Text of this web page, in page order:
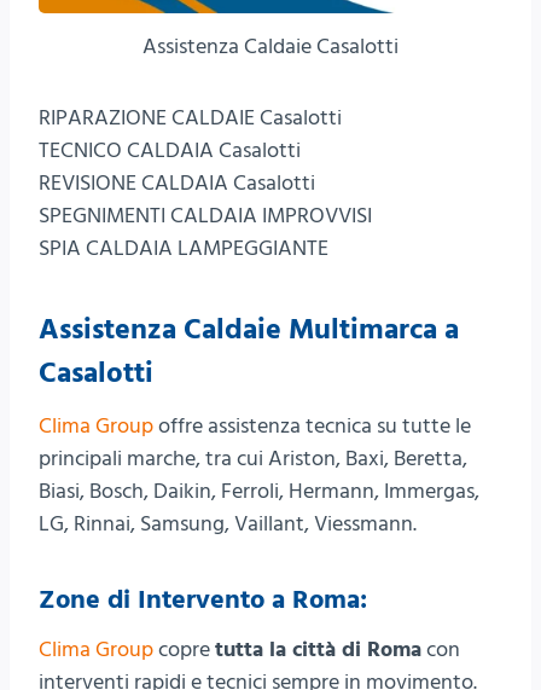
Assistenza Caldaie Casalotti
RIPARAZIONE CALDAIE Casalotti
TECNICO CALDAIA Casalotti
REVISIONE CALDAIA Casalotti
SPEGNIMENTI CALDAIA IMPROVVISI
SPIA CALDAIA LAMPEGGIANTE
Assistenza Caldaie Multimarca a
Casalotti
Clima Groupoffre assistenza tecnica su tutte le
principali marche, tra cui Ariston, Baxi, Beretta,
Biasi, Bosch, Daikin, Ferroli, Hermann, Immergas,
LG, Rinnai, Samsung, Vaillant, Viessmann.
Zone di Intervento a Roma:
Clima Groupcopretutta la città di Romacon
interventi rapidi e tecnici sempre in movimento.